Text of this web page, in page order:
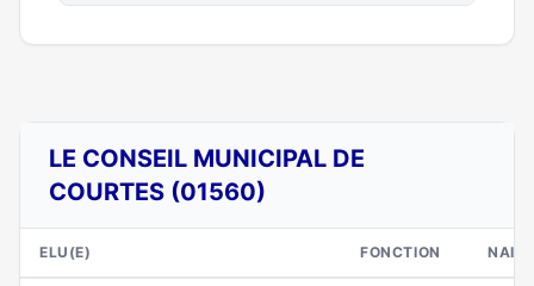
LE CONSEIL MUNICIPAL DE
COURTES (01560)
ELU(E) FONCTION